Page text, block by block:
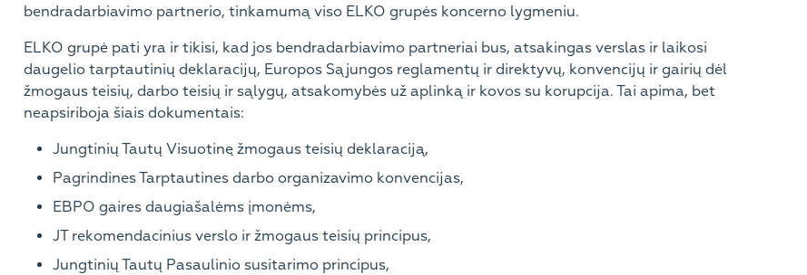
bendradarbiavimo partnerio, tinkamumą viso ELKO grupės koncerno lygmeniu.
ELKO grupė pati yra ir tikisi, kad jos bendradarbiavimo partneriai bus, atsakingas verslas ir laikosi
daugelio tarptautinių deklaracijų, Europos Sąjungos reglamentų ir direktyvų, konvencijų ir gairių dėl
žmogaus teisių, darbo teisių ir sąlygų, atsakomybės už aplinką ir kovos su korupcija. Tai apima, bet
neapsiriboja šiais dokumentais:
Jungtinių Tautų Visuotinę žmogaus teisių deklaraciją,
Pagrindines Tarptautines darbo organizavimo konvencijas,
EBPO gaires daugiašalėms įmonėms,
JT rekomendacinius verslo ir žmogaus teisių principus,
Jungtinių Tautų Pasaulinio susitarimo principus,